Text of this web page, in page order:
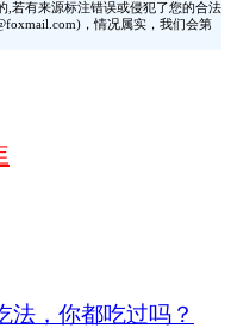
,若有来源标注错误或侵犯了您的合法
，情况属实，我们会第
法，你都吃过吗？